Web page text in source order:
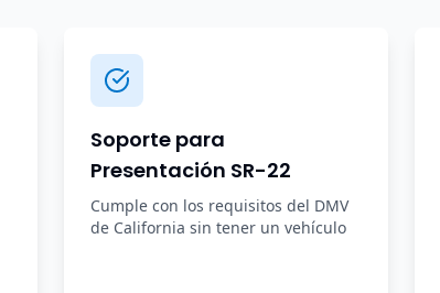
Soporte para
Presentación SR-22
Cumple con los requisitos del DMV
de California sin tener un vehículo